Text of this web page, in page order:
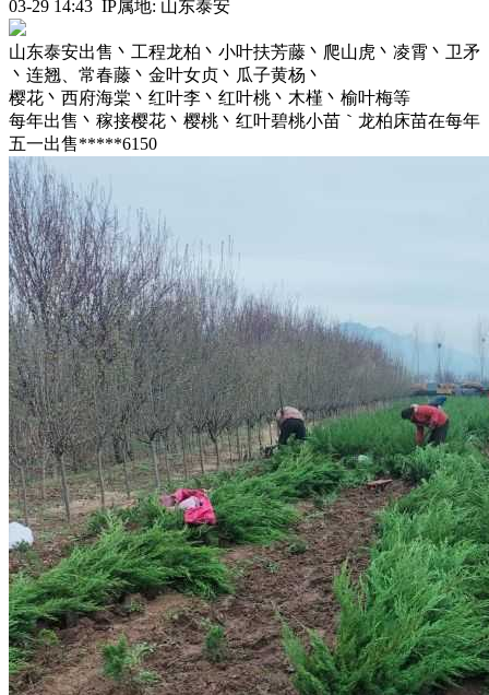
03-29 14:43 IP属地: 山东泰安
山东泰安出售丶工程龙柏丶小叶扶芳藤丶爬山虎丶凌霄丶卫矛
丶连翘、常春藤丶金叶女贞丶瓜子黄杨丶
樱花丶西府海棠丶红叶李丶红叶桃丶木槿丶榆叶梅等
每年出售丶稼接樱花丶樱桃丶红叶碧桃小苗｀龙柏床苗在每年
五一出售*****6150